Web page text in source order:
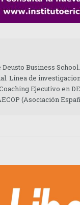
Business
Línea de
Ejecutivo en
(Asociación